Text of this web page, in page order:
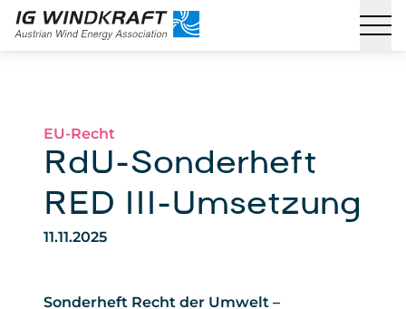
EU-Recht
RdU-Sonderheft
RED III-Umsetzung
11.11.2025
Sonderheft Recht der Umwelt –